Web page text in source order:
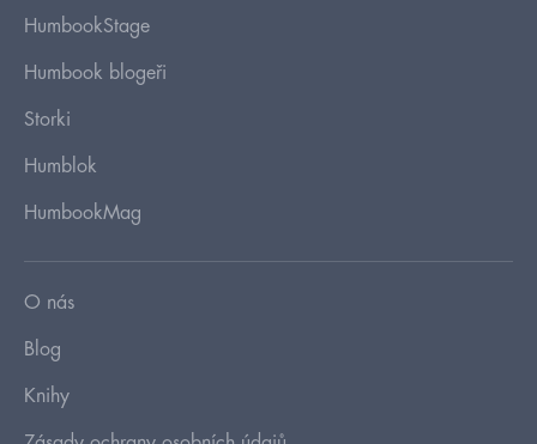
HumbookStage
Humbook blogeři
Storki
Humblok
HumbookMag
O nás
Blog
Knihy